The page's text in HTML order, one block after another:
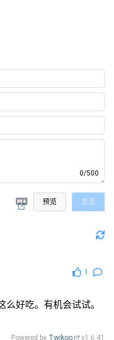
0/500
预览 发送
1
好吃。有机会试试。
Powered by Twikoo v1.6.41